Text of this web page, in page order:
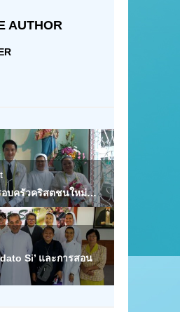
AUTHOR
อบครัวคริสตชนใหม่…
Si’ และการสอน